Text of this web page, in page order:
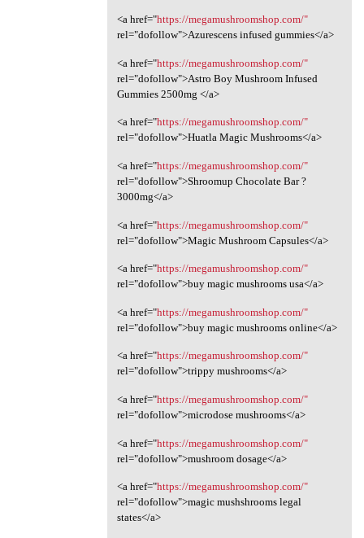
<a href="https://megamushroomshop.com/"
rel="dofollow">Azurescens infused gummies</a>
<a href="https://megamushroomshop.com/"
rel="dofollow">Astro Boy Mushroom Infused
Gummies 2500mg </a>
<a href="https://megamushroomshop.com/"
rel="dofollow">Huatla Magic Mushrooms</a>
<a href="https://megamushroomshop.com/"
rel="dofollow">Shroomup Chocolate Bar ?
3000mg</a>
<a href="https://megamushroomshop.com/"
rel="dofollow">Magic Mushroom Capsules</a>
<a href="https://megamushroomshop.com/"
rel="dofollow">buy magic mushrooms usa</a>
<a href="https://megamushroomshop.com/"
rel="dofollow">buy magic mushrooms online</a>
<a href="https://megamushroomshop.com/"
rel="dofollow">trippy mushrooms</a>
<a href="https://megamushroomshop.com/"
rel="dofollow">microdose mushrooms</a>
<a href="https://megamushroomshop.com/"
rel="dofollow">mushroom dosage</a>
<a href="https://megamushroomshop.com/"
rel="dofollow">magic mushshrooms legal
states</a>